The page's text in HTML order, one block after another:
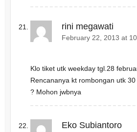
rini megawati
February 22, 2013 at
Klo tiket utk weekday tgl.28
Rencananya kt rombongan utk
? Mohon jwbnya
Eko Subiantoro